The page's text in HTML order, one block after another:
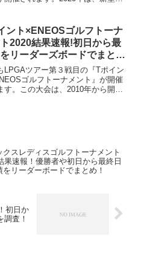
ス・モンダミンカップが開幕戦と
した。そ...
ント×ENEOSゴルフトーナ
2020結果速報!初日から最
リーダーズボードでまと
LPGAツアー第３戦目の『Tポイン
ゴルフトーナメント』が開催
す。この大会は、2010年から開催
クスレディスゴルフトーナメント
果速報！優勝者や初日から最終日
をリーダーボードでまとめ！
初日か
調査！